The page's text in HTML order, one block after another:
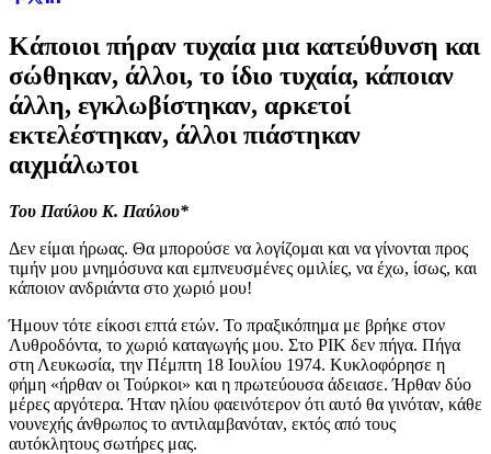
Κάποιοι πήραν τυχαία μια κατεύθυνση και
σώθηκαν, άλλοι, το ίδιο τυχαία, κάποιαν
άλλη, εγκλωβίστηκαν, αρκετοί
εκτελέστηκαν, άλλοι πιάστηκαν
αιχμάλωτοι
Του Παύλου Κ. Παύλου*
Δεν είμαι ήρωας. Θα μπορούσε να λογίζομαι και να γίνονται προς
τιμήν μου μνημόσυνα και εμπνευσμένες ομιλίες, να έχω, ίσως, και
κάποιον ανδριάντα στο χωριό μου!
Ήμουν τότε είκοσι επτά ετών. Το πραξικόπημα με βρήκε στον
Λυθροδόντα, το χωριό καταγωγής μου. Στο ΡΙΚ δεν πήγα. Πήγα
στη Λευκωσία, την Πέμπτη 18 Ιουλίου 1974. Κυκλοφόρησε η
φήμη «ήρθαν οι Τούρκοι» και η πρωτεύουσα άδειασε. Ήρθαν δύο
μέρες αργότερα. Ήταν ηλίου φαεινότερον ότι αυτό θα γινόταν, κάθε
νουνεχής άνθρωπος το αντιλαμβανόταν, εκτός από τους
αυτόκλητους σωτήρες μας.